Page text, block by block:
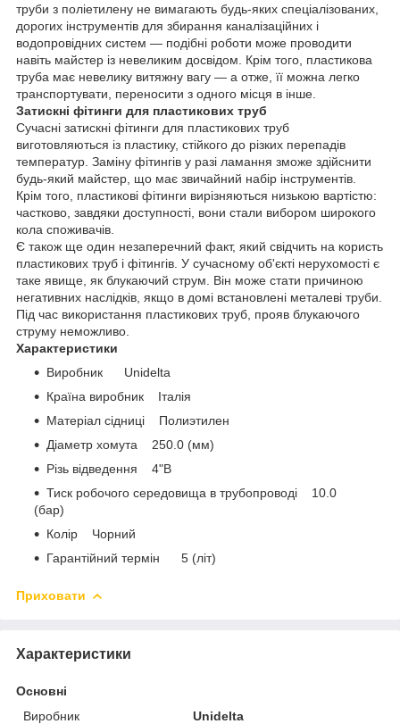
труби з поліетилену не вимагають будь-яких спеціалізованих,
дорогих інструментів для збирання каналізаційних і
водопровідних систем — подібні роботи може проводити
навіть майстер із невеликим досвідом. Крім того, пластикова
труба має невелику витяжну вагу — а отже, її можна легко
транспортувати, переносити з одного місця в інше.
Затискні фітинги для пластикових труб
Сучасні затискні фітинги для пластикових труб
виготовляються із пластику, стійкого до різких перепадів
температур. Заміну фітингів у разі ламання зможе здійснити
будь-який майстер, що має звичайний набір інструментів.
Крім того, пластикові фітинги вирізняються низькою вартістю:
частково, завдяки доступності, вони стали вибором широкого
кола споживачів.
Є також ще один незаперечний факт, який свідчить на користь
пластикових труб і фітингів. У сучасному об'єкті нерухомості є
таке явище, як блукаючий струм. Він може стати причиною
негативних наслідків, якщо в домі встановлені металеві труби.
Під час використання пластикових труб, прояв блукаючого
струму неможливо.
Характеристики
Виробник Unidelta
Країна виробник Італія
Матеріал сідниці Полиэтилен
Діаметр хомута 250.0 (мм)
Різь відведення 4"В
Тиск робочого середовища в трубопроводі 10.0
(бар)
Колір Чорний
Гарантійний термін 5 (літ)
Приховати
Характеристики
Основні
Виробник
Unidelta